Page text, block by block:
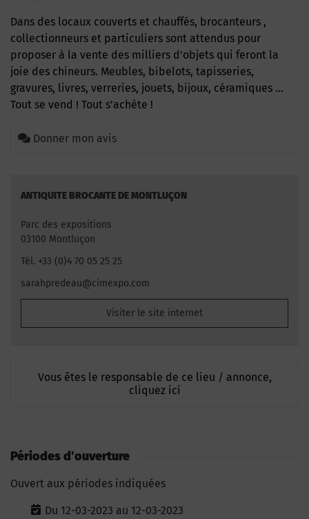
Dans des locaux couverts et chauffés, brocanteurs ,
collectionneurs et particuliers sont attendus pour
proposer à la vente des milliers d’objets qui feront la
joie des chineurs. Meubles, bibelots, tapisseries,
gravures, livres, verreries, jouets, bijoux, céramiques …
Tout se vend ! Tout s’achète !
Donner mon avis
ANTIQUITE BROCANTE DE MONTLUÇON
Parc des expositions
03100 Montluçon
Tél. +33 (0)4 70 05 25 25
sarahpredeau@cimexpo.com
Visiter le site internet
Vous êtes le responsable de ce lieu / annonce,
cliquez ici
Périodes d'ouverture
Ouvert aux périodes indiquées
Du 12-03-2023 au 12-03-2023